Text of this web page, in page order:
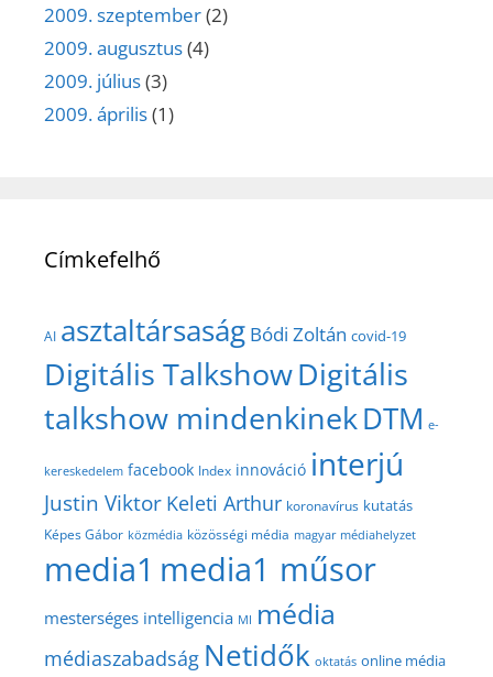
2009. szeptember(2)
2009. augusztus(4)
2009. július(3)
2009. április(1)
Címkefelhő
AI asztaltársaság Bódi Zoltán covid-19
Digitális TalkshowDigitális
talkshow mindenkinekDTM e-
kereskedelem facebook Index innováció interjú
Justin Viktor Keleti Arthur koronavírus kutatás
Képes Gábor közmédia közösségi média magyar médiahelyzet
media1 media1 műsor
mesterséges intelligencia MI média
médiaszabadság Netidők oktatás online média